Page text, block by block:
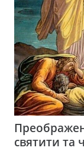
святити та